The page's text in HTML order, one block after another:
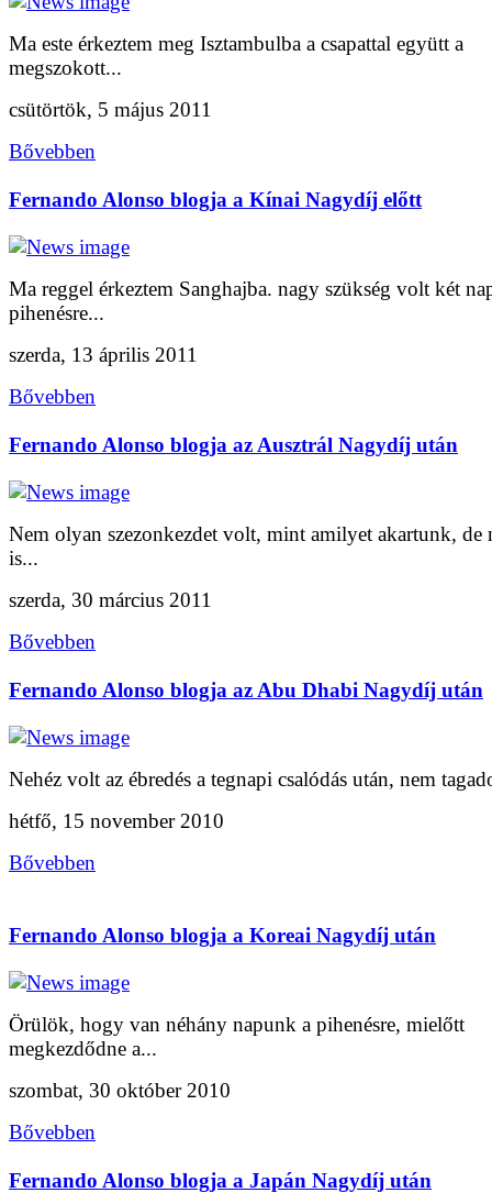
Ma este érkeztem meg Isztambulba a csapattal együtt a
megszokott...
csütörtök, 5 május 2011
Bővebben
Fernando Alonso blogja a Kínai Nagydíj előtt
Ma reggel érkeztem Sanghajba. nagy szükség volt két
pihenésre...
szerda, 13 április 2011
Bővebben
Fernando Alonso blogja az Ausztrál Nagydíj után
Nem olyan szezonkezdet volt, mint amilyet akartunk, de
is...
szerda, 30 március 2011
Bővebben
Fernando Alonso blogja az Abu Dhabi Nagydíj után
Nehéz volt az ébredés a tegnapi csalódás után, nem
hétfő, 15 november 2010
Bővebben
Fernando Alonso blogja a Koreai Nagydíj után
Örülök, hogy van néhány napunk a pihenésre, mielőtt
megkezdődne a...
szombat, 30 október 2010
Bővebben
Fernando Alonso blogja a Japán Nagydíj után